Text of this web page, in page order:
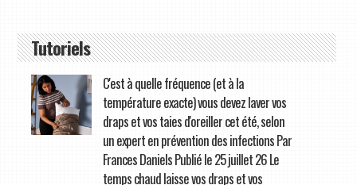
Tutoriels
C'est à quelle fréquence (et à la
température exacte) vous devez laver vos
draps et vos taies d'oreiller cet été, selon
un expert en prévention des infections Par
Frances Daniels Publié le 25 juillet 26 Le
temps chaud laisse vos draps et vos